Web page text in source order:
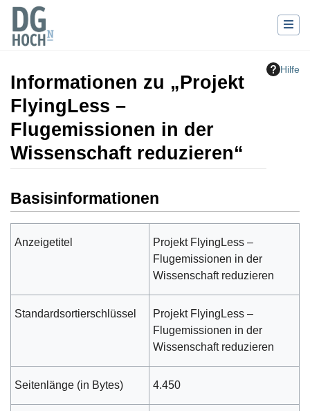
Hilfe
Informationen zu „Projekt
FlyingLess –
Flugemissionen in der
Wissenschaft reduzieren“
Basisinformationen
Anzeigetitel
Projekt FlyingLess –
Flugemissionen in der
Wissenschaft reduzieren
Standardsortierschlüssel
Projekt FlyingLess –
Flugemissionen in der
Wissenschaft reduzieren
Seitenlänge (in Bytes) 4.450